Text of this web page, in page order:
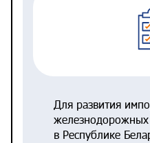
Для развития
железнодорожных
в Республике